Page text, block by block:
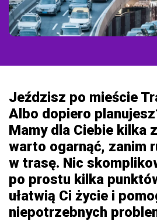
Promocje i aktualności
Flota
Kanał nadawczy
Blog
Pomoc
Jeździsz po mieście
Albo dopiero
Mamy dla Ciebie kilka
warto ogarnąć, zanim
w trasę. Nic
po prostu kilka
ułatwią Ci życie i
niepotrzebnych